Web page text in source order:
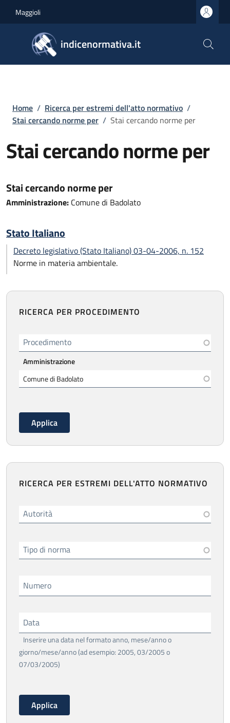
Maggioli
indicenormativa.it
Briciole di pane
Home / Ricerca per estremi dell'atto normativo /
Stai cercando norme per / Stai cercando norme per
Stai cercando norme per
Stai cercando norme per
Amministrazione: Comune di Badolato
Stato Italiano
Decreto legislativo (Stato Italiano) 03-04-2006, n. 152
Norme in materia ambientale.
RICERCA PER PROCEDIMENTO
Procedimento
Amministrazione
RICERCA PER ESTREMI DELL'ATTO NORMATIVO
Autorità
Tipo di norma
Numero
Data
Inserire una data nel formato anno, mese/anno o
giorno/mese/anno (ad esempio: 2005, 03/2005 o
07/03/2005)